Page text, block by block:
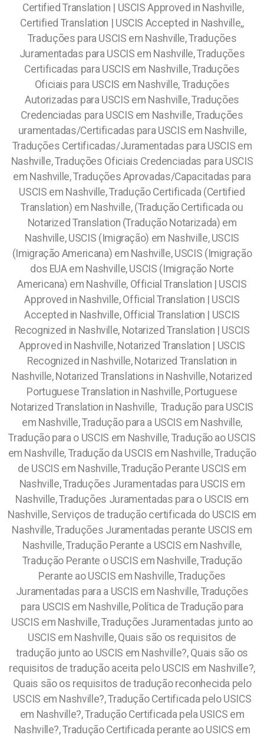
Tradução para USCIS
em Nashville, Tradução para a USCIS em Nashville,
Tradução para o USCIS em Nashville, Tradução ao USCIS
em Nashville, Tradução da USCIS em Nashville, Tradução
de USCIS em Nashville, Tradução Perante USCIS em
Nashville, Traduções Juramentadas para USCIS em
Nashville, Traduções Juramentadas para o USCIS em
Nashville, Serviços de tradução certificada do USCIS em
Nashville, Traduções Juramentadas perante USCIS em
Nashville, Tradução Perante a USCIS em Nashville,
Tradução Perante o USCIS em Nashville, Tradução
Perante ao USCIS em Nashville, Traduções
Juramentadas para a USCIS em Nashville, Traduções
para USCIS em Nashville, Política de Tradução para
USCIS em Nashville, Traduções Juramentadas junto ao
USCIS em Nashville, Quais são os requisitos de
tradução junto ao USCIS em Nashville?, Quais são os
requisitos de tradução aceita pelo USCIS em Nashville?,
Quais são os requisitos de tradução reconhecida pelo
USCIS em Nashville?, Tradução Certificada pelo USICS
em Nashville?, Tradução Certificada pela USICS em
Nashville?, Tradução Certificada perante ao USICS em